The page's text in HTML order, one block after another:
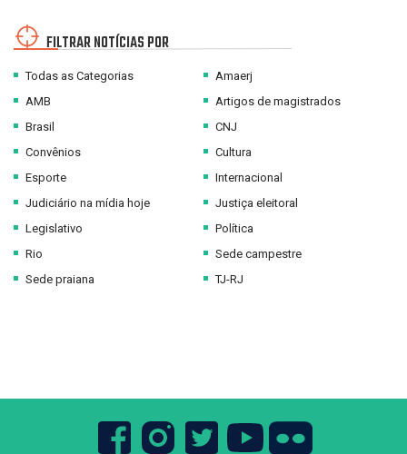
FILTRAR NOTÍCIAS POR
Todas as Categorias
AMB
Brasil
Convênios
Esporte
Judiciário na mídia hoje
Legislativo
Rio
Sede praiana
Amaerj
Artigos de magistrados
CNJ
Cultura
Internacional
Justiça eleitoral
Política
Sede campestre
TJ-RJ